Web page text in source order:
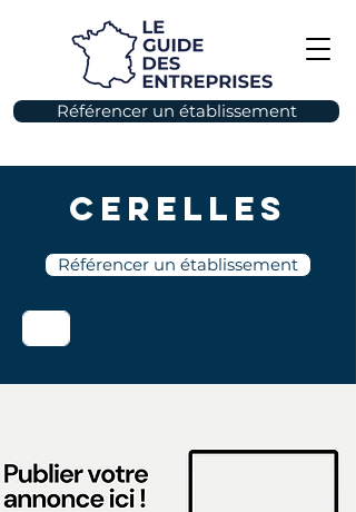
Référencer un établissement
Cerelles
Référencer un établissement